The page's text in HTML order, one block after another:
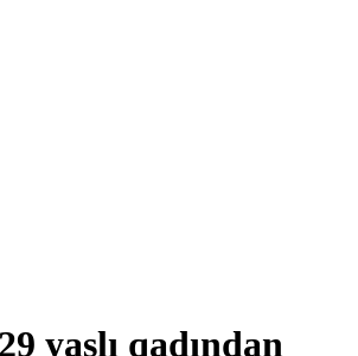
yaşlı qadından